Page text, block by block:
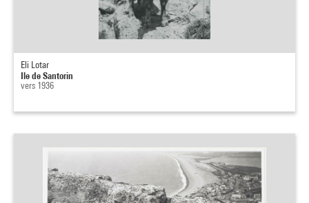
Eli Lotar
Ile de Santorin
vers 1936